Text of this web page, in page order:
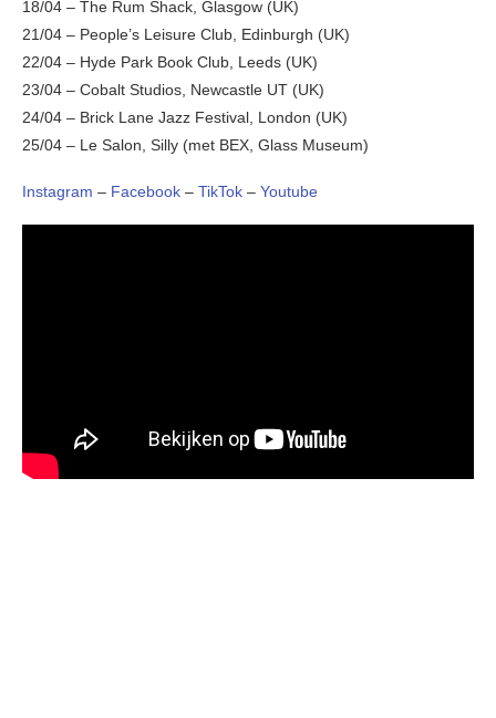
18/04 – The Rum Shack, Glasgow (UK)
21/04 – People’s Leisure Club, Edinburgh (UK)
22/04 – Hyde Park Book Club, Leeds (UK)
23/04 – Cobalt Studios, Newcastle UT (UK)
24/04 – Brick Lane Jazz Festival, London (UK)
25/04 – Le Salon, Silly (met BEX, Glass Museum)
Instagram – Facebook – TikTok – Youtube